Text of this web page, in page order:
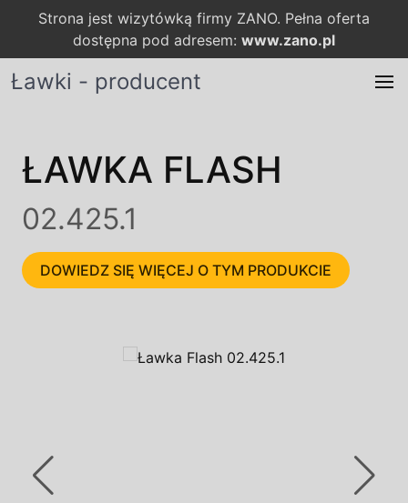
Strona jest wizytówką firmy ZANO. Pełna oferta
dostępna pod adresem: www.zano.pl
Ławki - producent
ŁAWKA FLASH
02.425.1
DOWIEDZ SIĘ WIĘCEJ O TYM PRODUKCIE